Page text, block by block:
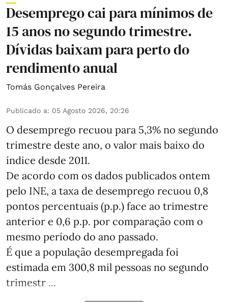
Desemprego cai para mínimos de
15 anos no segundo trimestre.
Dívidas baixam para perto do
rendimento anual
Tomás Gonçalves Pereira
Publicado a: 05 Agosto 2026, 20:26
O desemprego recuou para 5,3% no segundo
trimestre deste ano, o valor mais baixo do
índice desde 2011.
De acordo com os dados publicados ontem
pelo INE, a taxa de desemprego recuou 0,8
pontos percentuais (p.p.) face ao trimestre
anterior e 0,6 p.p. por comparação com o
mesmo período do ano passado.
É que a população desempregada foi
estimada em 300,8 mil pessoas no segundo
trimestr ...